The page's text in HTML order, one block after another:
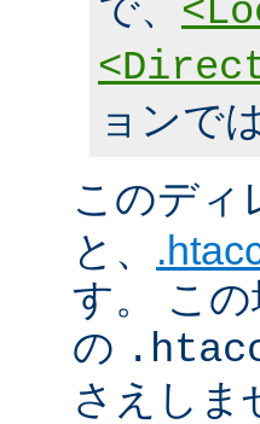
ョンで
このディ
と、
す。 こ
の
さえしま